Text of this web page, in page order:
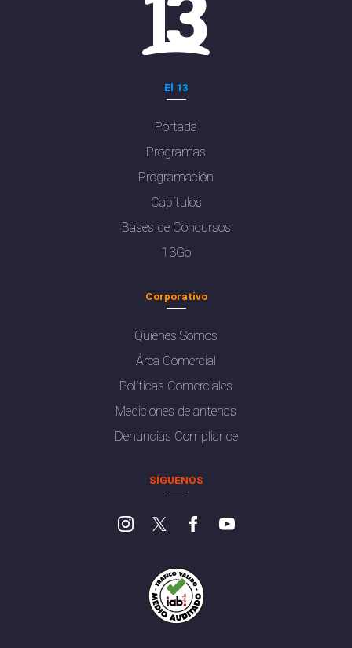
El 13
Portada
Programas
Programación
Capítulos
Bases de Concursos
13Go
Corporativo
Quiénes Somos
Área Comercial
Políticas Comerciales
Mediciones de antenas
Denuncias Compliance
SÍGUENOS